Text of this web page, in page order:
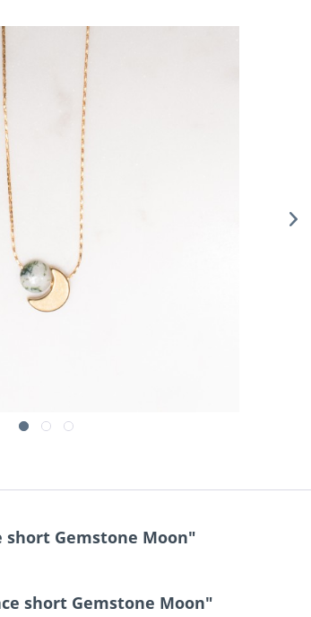
Gemstone Moon"
short Gemstone Moon"